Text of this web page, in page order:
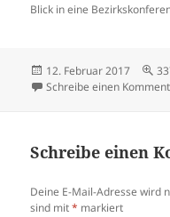
Blick in eine
Veröffentlicht
am
12. Februar 2017
Schreibe einen
Schreibe einen
Deine E-Mail-Adresse wird
sind mit* markiert